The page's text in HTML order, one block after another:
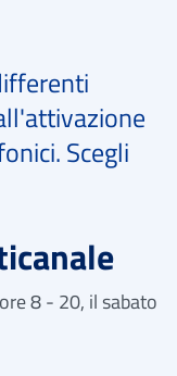
Scegli
8 - 20, il sabato